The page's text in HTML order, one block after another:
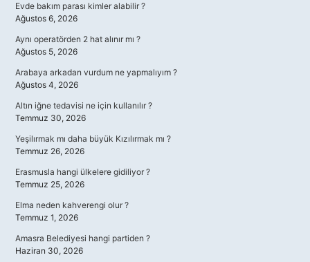
Evde bakım parası kimler alabilir ?
Ağustos 6, 2026
Aynı operatörden 2 hat alınır mı ?
Ağustos 5, 2026
Arabaya arkadan vurdum ne yapmalıyım ?
Ağustos 4, 2026
Altın iğne tedavisi ne için kullanılır ?
Temmuz 30, 2026
Yeşilırmak mı daha büyük Kızılırmak mı ?
Temmuz 26, 2026
Erasmusla hangi ülkelere gidiliyor ?
Temmuz 25, 2026
Elma neden kahverengi olur ?
Temmuz 1, 2026
Amasra Belediyesi hangi partiden ?
Haziran 30, 2026